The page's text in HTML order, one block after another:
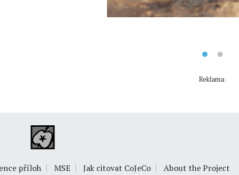
Reklama:
příloh MSE Jak citovat CoJeCo About the Project